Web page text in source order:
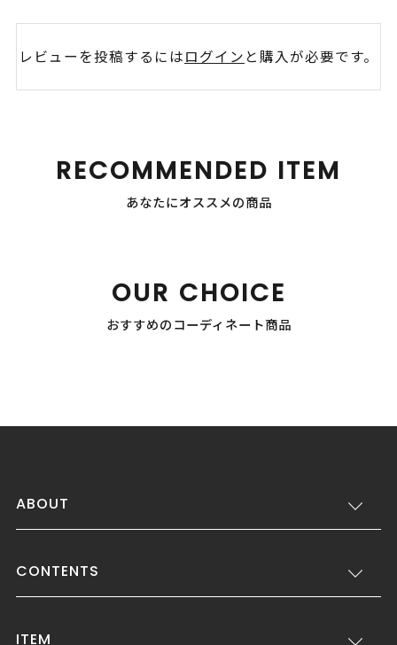
レビューを投稿するにはログイン と購入が必要です。
RECOMMENDED ITEM
あなたにオススメの商品
OUR CHOICE
おすすめのコーディネート商品
ABOUT
CONTENTS
ITEM